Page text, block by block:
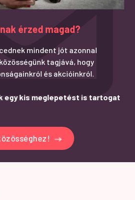
érzed magad?
mindent jót azonnal
tagjává, hogy
és akcióinkról.
egy kis meglepetést is tartogat